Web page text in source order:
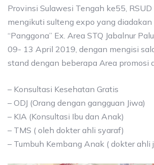
Provinsi Sulawesi Tengah ke55,
mengikuti sulteng expo yang diadakan
“Panggona” Ex. Area STQ Jabalnur
09- 13 April 2019, dengan mengisi
stand dengan beberapa Area promosi
– Konsultasi Kesehatan Gratis
– ODJ (Orang dengan gangguan Jiwa)
– KIA (Konsultasi Ibu dan Anak)
– TMS ( oleh dokter ahli syaraf)
– Tumbuh Kembang Anak ( dokter ahli